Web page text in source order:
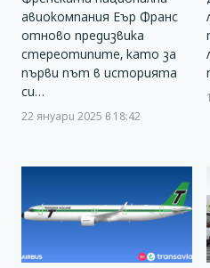
авиокомпания Еър Франс
отново предизвика
стереотипите, като за
първи път в историята
си…
22 януари 2025 в 18:42